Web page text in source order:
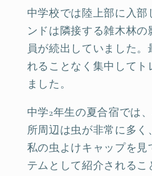
中学校では陸上部に入
ンドは隣接する雑木林
員が続出していました
れることなく集中して
ました。
中学2年生の夏合宿では
所周辺は虫が非常に多
私の虫よけキャップを
テムとして紹介される